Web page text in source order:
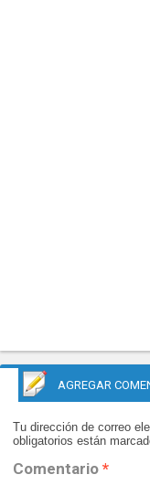
AGREGAR
Tu dirección de correo
obligatorios están
Comentario *